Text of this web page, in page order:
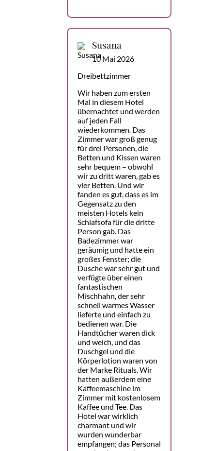
Susana
10 Mai 2026
Dreibettzimmer
Wir haben zum ersten
Mal in diesem Hotel
übernachtet und werden
auf jeden Fall
wiederkommen. Das
Zimmer war groß genug
für drei Personen, die
Betten und Kissen waren
sehr bequem – obwohl
wir zu dritt waren, gab es
vier Betten. Und wir
fanden es gut, dass es im
Gegensatz zu den
meisten Hotels kein
Schlafsofa für die dritte
Person gab. Das
Badezimmer war
geräumig und hatte ein
großes Fenster; die
Dusche war sehr gut und
verfügte über einen
fantastischen
Mischhahn, der sehr
schnell warmes Wasser
lieferte und einfach zu
bedienen war. Die
Handtücher waren dick
und weich, und das
Duschgel und die
Körperlotion waren von
der Marke Rituals. Wir
hatten außerdem eine
Kaffeemaschine im
Zimmer mit kostenlosem
Kaffee und Tee. Das
Hotel war wirklich
charmant und wir
wurden wunderbar
empfangen; das Personal